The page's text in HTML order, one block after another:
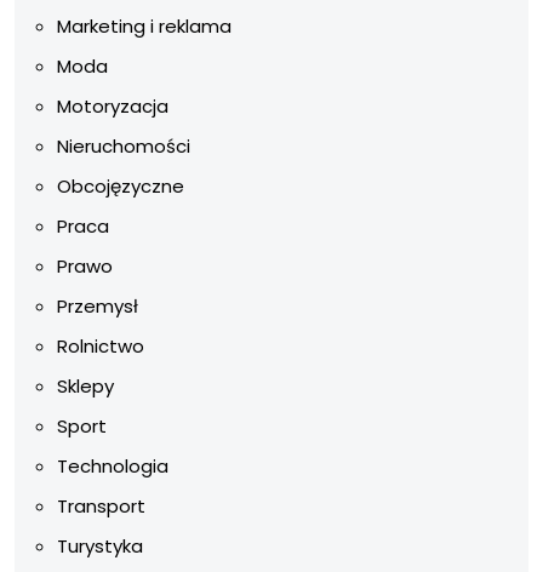
Marketing i reklama
Moda
Motoryzacja
Nieruchomości
Obcojęzyczne
Praca
Prawo
Przemysł
Rolnictwo
Sklepy
Sport
Technologia
Transport
Turystyka